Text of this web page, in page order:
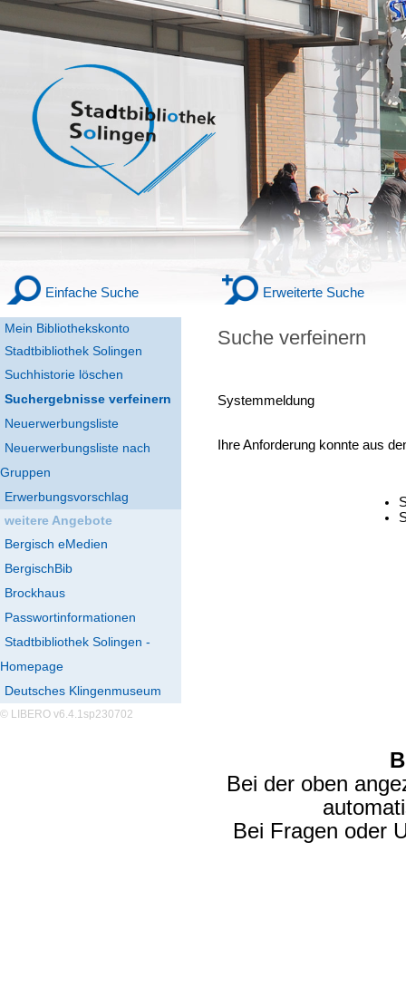
Mein Bibliothekskonto
Stadtbibliothek Solingen
Einfache Suche Erweiterte Suche
Suchhistorie löschen
Suchergebnisse verfeinern
Neuerwerbungsliste
Neuerwerbungsliste nach
Gruppen
Erwerbungsvorschlag
weitere Angebote
Bergisch eMedien
BergischBib
Brockhaus
Passwortinformationen
Stadtbibliothek Solingen -
Homepage
Deutsches Klingenmuseum
© LIBERO v6.4.1sp230702
Suche verfeinern
Systemmeldung
Ihre Anforderung konnte aus
Bei der oben
Bei Fragen oder